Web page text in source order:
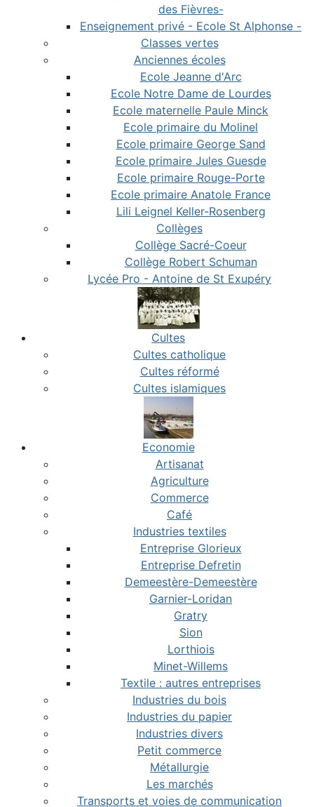
des Fièvres-
Enseignement privé - Ecole St Alphonse -
Classes vertes
Anciennes écoles
Ecole Jeanne d'Arc
Ecole Notre Dame de Lourdes
Ecole maternelle Paule Minck
Ecole primaire du Molinel
Ecole primaire George Sand
Ecole primaire Jules Guesde
Ecole primaire Rouge-Porte
Ecole primaire Anatole France
Lili Leignel Keller-Rosenberg
Collèges
Collège Sacré-Coeur
Collège Robert Schuman
Lycée Pro - Antoine de St Exupéry
Cultes
Cultes catholique
Cultes réformé
Cultes islamiques
Economie
Artisanat
Agriculture
Commerce
Café
Industries textiles
Entreprise Glorieux
Entreprise Defretin
Demeestère-Demeestère
Garnier-Loridan
Gratry
Sion
Lorthiois
Minet-Willems
Textile : autres entreprises
Industries du bois
Industries du papier
Industries divers
Petit commerce
Métallurgie
Les marchés
Transports et voies de communication